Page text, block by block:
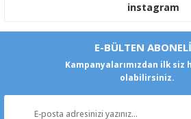
instagram
E-BÜLTEN
Kampanyalarımızdan ilk siz
olabilirsiniz.